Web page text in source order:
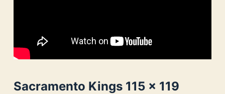
Sacramento Kings 115 × 119